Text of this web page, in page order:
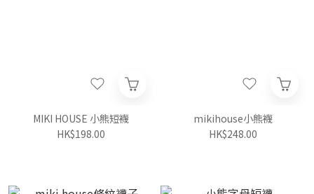
MIKI HOUSE 小熊短襪
HK$198.00
mikihouse小熊襪
HK$248.00